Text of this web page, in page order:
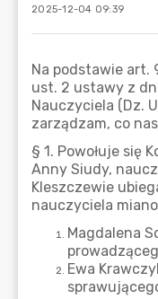
2025-12-04 09:39